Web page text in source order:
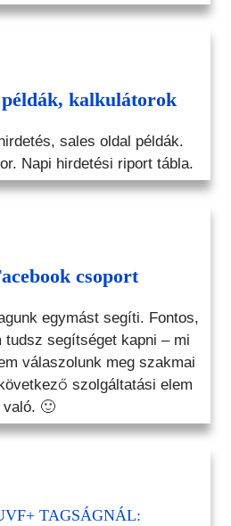
kalkulátorok
sales oldal példák.
Napi hirdetési riport tábla.
csoport
egymást segíti. Fontos,
tudsz segítséget kapni – mi
válaszolunk meg szakmai
szolgáltatási elem
való. 🙂
TAGSÁGNÁL: